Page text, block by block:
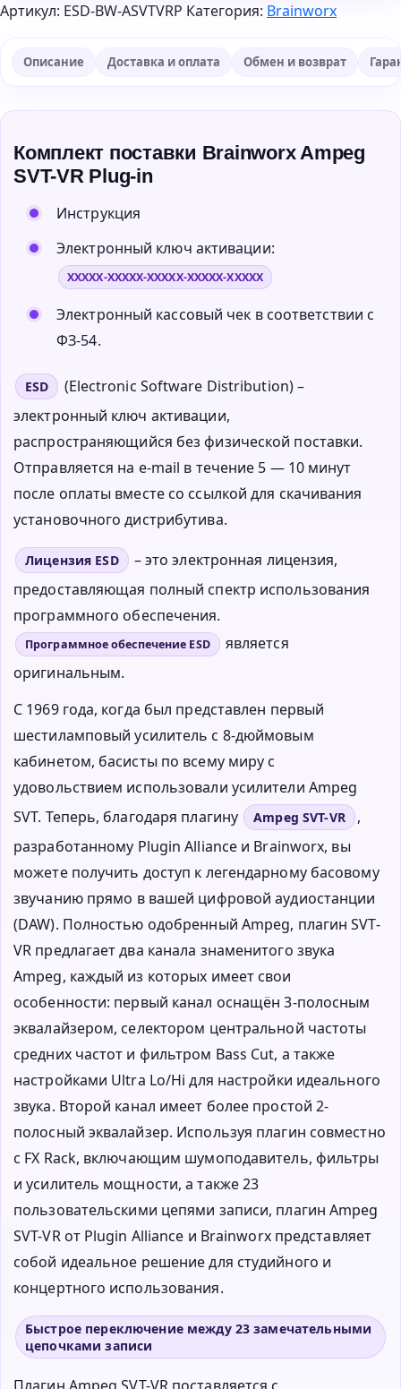
Артикул: ESD-BW-ASVTVRP Категория: Brainworx
Описание Доставка и оплата Обмен и возврат
Комплект поставки Brainworx Ampeg
SVT-VR Plug-in
Инструкция
Электронный ключ активации:
XXXXX-XXXXX-XXXXX-XXXXX-XXXXX
Электронный кассовый чек в соответствии с
ФЗ-54.
ESD
(Electronic Software Distribution) –
электронный ключ активации,
распространяющийся без физической поставки.
Отправляется на e-mail в течение 5 — 10 минут
после оплаты вместе со ссылкой для скачивания
установочного дистрибутива.
Лицензия ESD
– это электронная лицензия,
предоставляющая полный спектр использования
программного обеспечения.
Программное обеспечение ESD
является
оригинальным.
С 1969 года, когда был представлен первый
шестиламповый усилитель с 8-дюймовым
кабинетом, басисты по всему миру с
удовольствием использовали усилители Ampeg
SVT. Теперь, благодаря плагину
Ampeg SVT-VR
,
разработанному Plugin Alliance и Brainworx, вы
можете получить доступ к легендарному басовому
звучанию прямо в вашей цифровой аудиостанции
(DAW). Полностью одобренный Ampeg, плагин SVT-
VR предлагает два канала знаменитого звука
Ampeg, каждый из которых имеет свои
особенности: первый канал оснащён 3-полосным
эквалайзером, селектором центральной частоты
средних частот и фильтром Bass Cut, а также
настройками Ultra Lo/Hi для настройки идеального
звука. Второй канал имеет более простой 2-
полосный эквалайзер. Используя плагин совместно
с FX Rack, включающим шумоподавитель, фильтры
и усилитель мощности, а также 23
пользовательскими цепями записи, плагин Ampeg
SVT-VR от Plugin Alliance и Brainworx представляет
собой идеальное решение для студийного и
концертного использования.
Быстрое переключение между 23 замечательными
цепочками записи